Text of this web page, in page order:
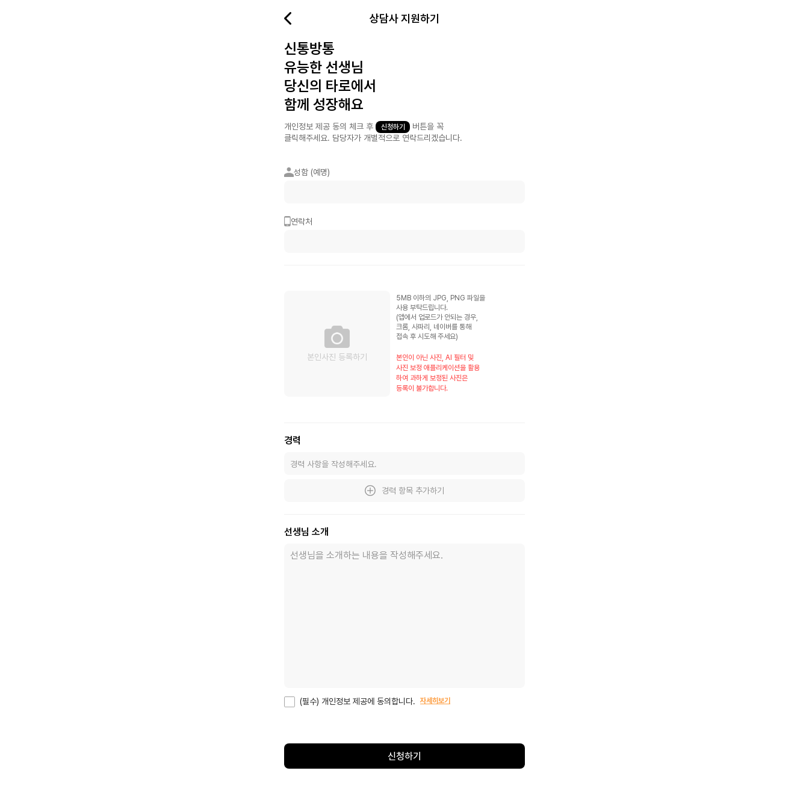
상담사 지원하기
신통방통
유능한 선생님
당신의 타로에서
함께 성장해요
개인정보 제공 동의 체크 후 신청하기
버튼을 꼭
클릭해주세요. 담당자가 개별적으로 연락드리겠습니다.
성함 (예명)
연락처
본인사진 등록하기
5MB 이하의 JPG, PNG 파일을
사용 부탁드립니다.
(앱에서 업로드가 안되는 경우,
크롬, 사파리, 네이버를 통해
접속 후 시도해 주세요)
본인이 아닌 사진, AI 필터 및
사진 보정 애플리케이션을 활용
하여 과하게 보정된 사진은
등록이 불가합니다.
경력
경력 항목 추가하기
선생님 소개
(필수) 개인정보 제공에 동의합니다. 자세히보기
신청하기